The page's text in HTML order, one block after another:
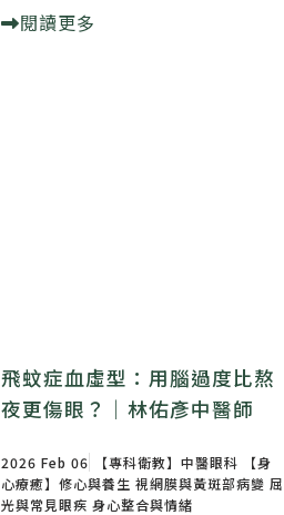
閱讀更多
飛蚊症血虛型：用腦過度比熬
夜更傷眼？｜林佑彥中醫師
2026 Feb 06 【專科衛教】中醫眼科
【身
心療癒】修心與養生 視網膜與黃斑部病變 屈
光與常見眼疾 身心整合與情緒